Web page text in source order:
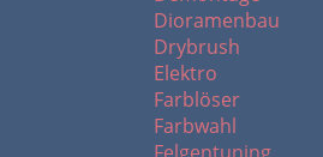
Dioramenbau
Drybrush
Elektro
Farblöser
Farbwahl